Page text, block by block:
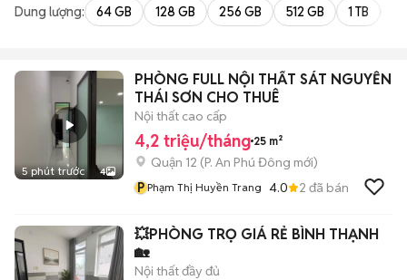
Dung lượng: 64 GB 128 GB 256 GB 512 GB 1 TB
5 phút trước 4
PHÒNG FULL NỘI THẤT SÁT NGUYỄN
THÁI SƠN CHO THUÊ
Nội thất cao cấp
4,2 triệu/tháng 25 m²
Quận 12 (P. An Phú Đông mới)
P Phạm Thị Huyền Trang 4.0 2 đã bán
💥PHÒNG TRỌ GIÁ RẺ BÌNH THẠNH
🏡
Nội thất đầy đủ